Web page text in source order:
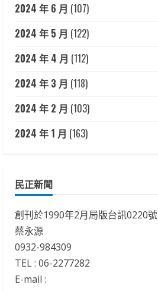
2024 年 6 月 (107)
2024 年 5 月 (122)
2024 年 4 月 (112)
2024 年 3 月 (118)
2024 年 2 月 (103)
2024 年 1 月 (163)
民正新聞
創刊於1990年2月局版台訊0220號
蔡永源
0932-984309
TEL : 06-2277282
E-mail :